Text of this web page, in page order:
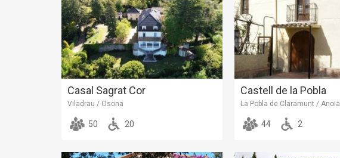
Casal Sagrat Cor
Viladrau / Osona
50 20
Castell de la Pobla
La Pobla de Claramunt / Anoia
44 2